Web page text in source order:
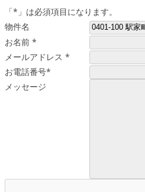
「* 」は必須項目になります。
物件名
お名前 *
メールアドレス *
お電話番号*
メッセージ